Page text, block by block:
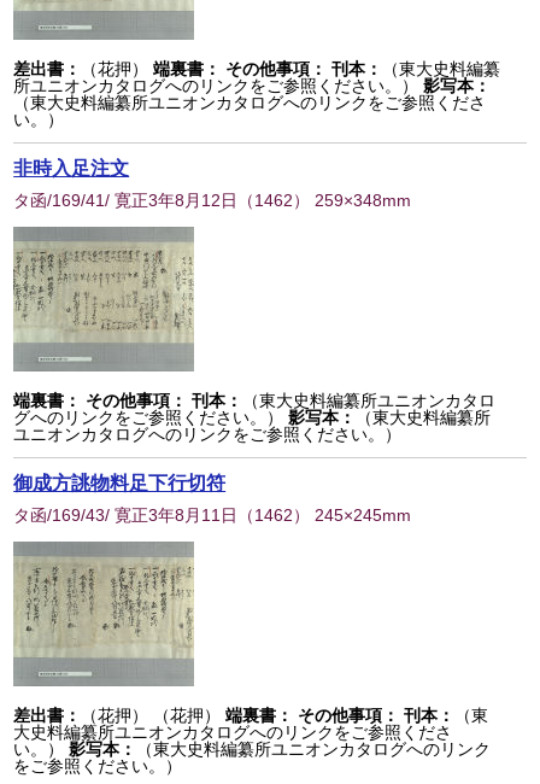
差出書： （花押） 端裏書： その他事項： 刊本：
（東大史料編纂
所ユニオンカタログへのリンクをご参照ください。）
影写本：
（東大史料編纂所ユニオンカタログへのリンクをご参照くださ
い。）
非時入足注文
タ函/169/41/ 寛正3年8月12日 （1462） 259×348mm
端裏書： その他事項： 刊本：
（東大史料編纂所ユニオンカタロ
グへのリンクをご参照ください。）
影写本：
（東大史料編纂所
ユニオンカタログへのリンクをご参照ください。）
御成方誂物料足下行切符
タ函/169/43/ 寛正3年8月11日 （1462） 245×245mm
差出書： （花押） （花押） 端裏書： その他事項： 刊本：
（東
大史料編纂所ユニオンカタログへのリンクをご参照くださ
い。）
影写本：
（東大史料編纂所ユニオンカタログへのリンク
をご参照ください。）